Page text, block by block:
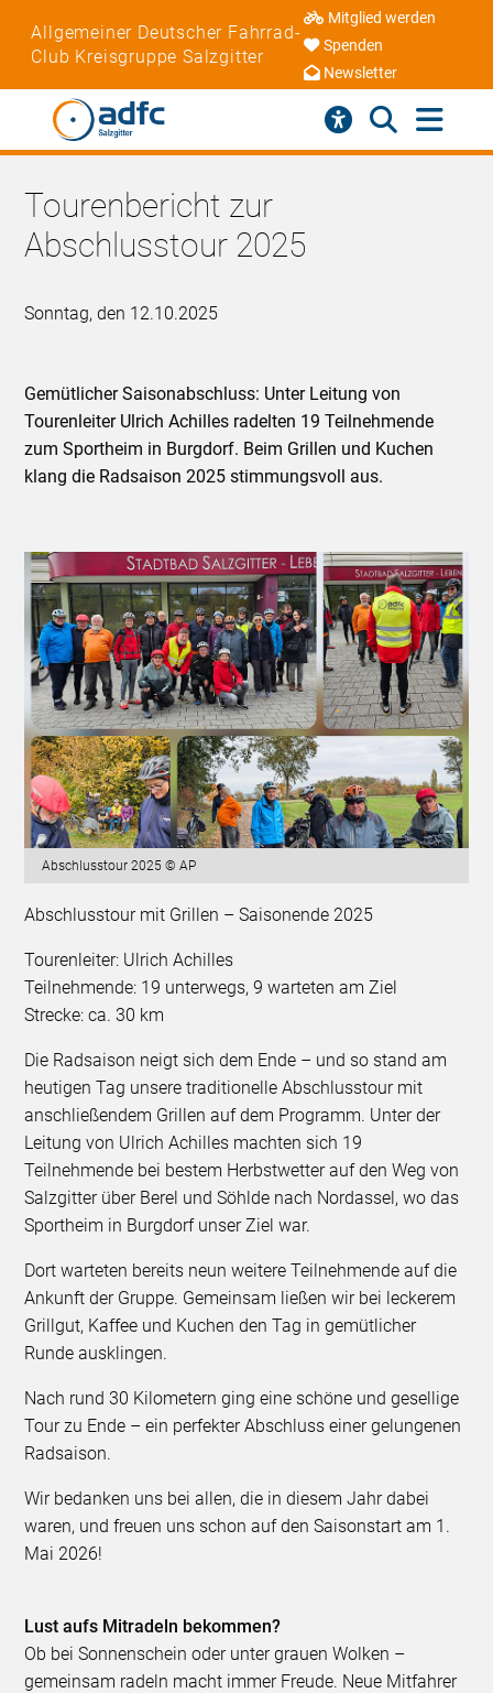
Allgemeiner Deutscher Fahrrad-
Club Kreisgruppe Salzgitter
Mitglied werden
Spenden
Newsletter
Tourenbericht zur
Abschlusstour 2025
Sonntag, den 12.10.2025
Gemütlicher Saisonabschluss: Unter Leitung von
Tourenleiter Ulrich Achilles radelten 19 Teilnehmende
zum Sportheim in Burgdorf. Beim Grillen und Kuchen
klang die Radsaison 2025 stimmungsvoll aus.
Abschlusstour 2025 © AP
Abschlusstour mit Grillen – Saisonende 2025
Tourenleiter: Ulrich Achilles
Teilnehmende: 19 unterwegs, 9 warteten am Ziel
Strecke: ca. 30 km
Die Radsaison neigt sich dem Ende – und so stand am
heutigen Tag unsere traditionelle Abschlusstour mit
anschließendem Grillen auf dem Programm. Unter der
Leitung von Ulrich Achilles machten sich 19
Teilnehmende bei bestem Herbstwetter auf den Weg von
Salzgitter über Berel und Söhlde nach Nordassel, wo das
Sportheim in Burgdorf unser Ziel war.
Dort warteten bereits neun weitere Teilnehmende auf die
Ankunft der Gruppe. Gemeinsam ließen wir bei leckerem
Grillgut, Kaffee und Kuchen den Tag in gemütlicher
Runde ausklingen.
Nach rund 30 Kilometern ging eine schöne und gesellige
Tour zu Ende – ein perfekter Abschluss einer gelungenen
Radsaison.
Wir bedanken uns bei allen, die in diesem Jahr dabei
waren, und freuen uns schon auf den Saisonstart am 1.
Mai 2026!
Lust aufs Mitradeln bekommen?
Ob bei Sonnenschein oder unter grauen Wolken –
gemeinsam radeln macht immer Freude. Neue Mitfahrer